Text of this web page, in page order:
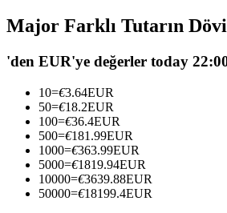
Kopya Ticaret
Major Farklı Tutarın
'den EUR'ye değerler today
10=€3.64EUR
50=€18.2EUR
100=€36.4EUR
500=€181.99EUR
1000=€363.99EUR
5000=€1819.94EUR
10000=€3639.88EUR
50000=€18199.4EUR